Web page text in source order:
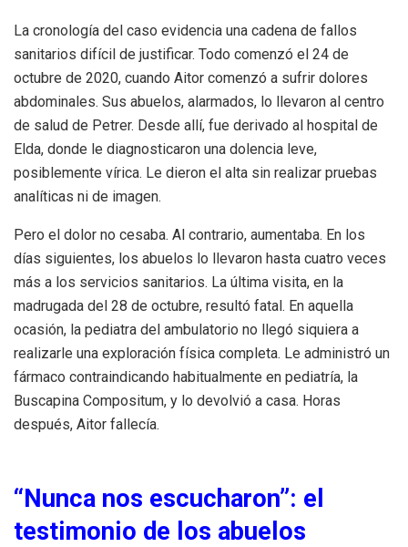
La cronología del caso evidencia una cadena de fallos
sanitarios difícil de justificar. Todo comenzó el 24 de
octubre de 2020, cuando Aitor comenzó a sufrir dolores
abdominales. Sus abuelos, alarmados, lo llevaron al centro
de salud de Petrer. Desde allí, fue derivado al hospital de
Elda, donde le diagnosticaron una dolencia leve,
posiblemente vírica. Le dieron el alta sin realizar pruebas
analíticas ni de imagen.
Pero el dolor no cesaba. Al contrario, aumentaba. En los
días siguientes, los abuelos lo llevaron hasta cuatro veces
más a los servicios sanitarios. La última visita, en la
madrugada del 28 de octubre, resultó fatal. En aquella
ocasión, la pediatra del ambulatorio no llegó siquiera a
realizarle una exploración física completa. Le administró un
fármaco contraindicando habitualmente en pediatría, la
Buscapina Compositum, y lo devolvió a casa. Horas
después, Aitor fallecía.
“Nunca nos escucharon”: el
testimonio de los abuelos